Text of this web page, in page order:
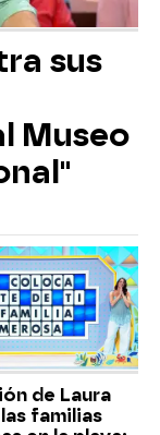
sus
Museo
de Laura
familias